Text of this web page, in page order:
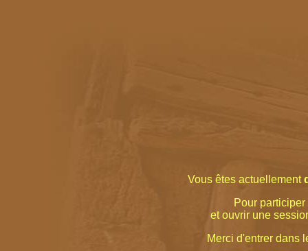
Vous êtes actuellement
Pour
et ouvrir une
Merci d'entrer dans